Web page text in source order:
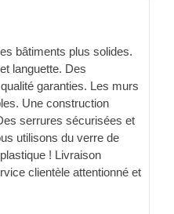
bâtiments plus solides.
languette. Des
garanties. Les murs
Une construction
serrures sécurisées et
utilisons du verre de
! Livraison
clientèle attentionné et